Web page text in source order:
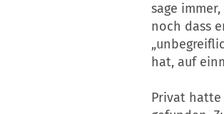
sage
noch dass
hat, auf
Privat hatte